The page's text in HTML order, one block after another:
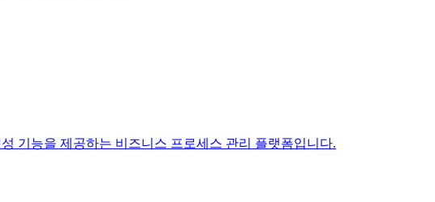
기능을 제공하는 비즈니스 프로세스 관리 플랫폼입니다.